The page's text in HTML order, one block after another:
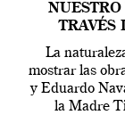
TRAVÉS
La
mostrar las
y Eduardo
la Madre